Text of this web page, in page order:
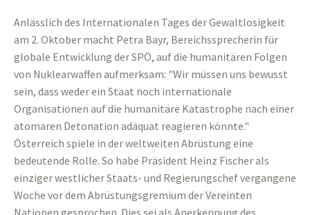
Anlässlich des Internationalen Tages der Gewaltlosigkeit
am 2. Oktober macht Petra Bayr, Bereichssprecherin für
globale Entwicklung der SPÖ, auf die humanitären Folgen
von Nuklearwaffen aufmerksam: "Wir müssen uns bewusst
sein, dass weder ein Staat noch internationale
Organisationen auf die humanitäre Katastrophe nach einer
atomaren Detonation adäquat reagieren könnte."
Österreich spiele in der weltweiten Abrüstung eine
bedeutende Rolle. So habe Präsident Heinz Fischer als
einziger westlicher Staats- und Regierungschef vergangene
Woche vor dem Abrüstungsgremium der Vereinten
Nationen gesprochen. Dies sei als Anerkennung des